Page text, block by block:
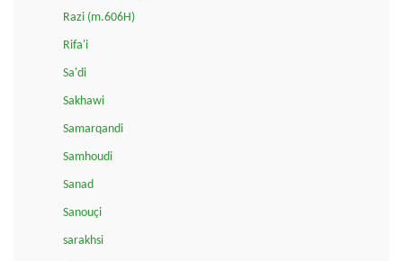
Razi (m.606H)
Rifa'i
Sa'di
Sakhawi
Samarqandi
Samhoudi
Sanad
Sanouçi
sarakhsi